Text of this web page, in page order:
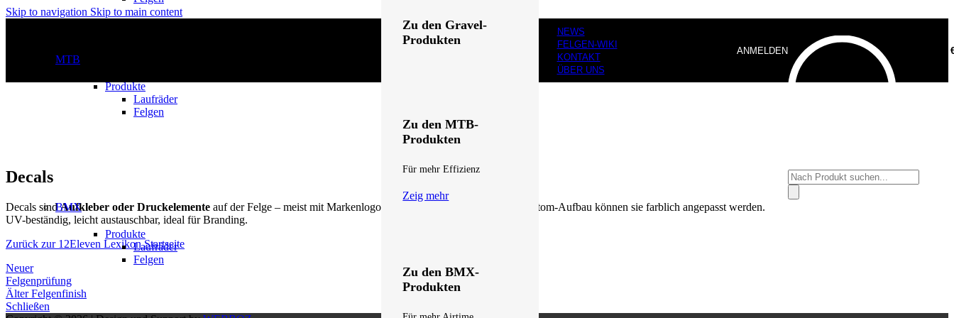
Skip to navigation Skip to main content
Zu den Gravel-
Produkten
MTB
Produkte
Laufräder
Felgen
Zu den MTB-
Produkten
Für mehr Effizienz
Zeig mehr
BMX
Produkte
Laufräder
Felgen
Zu den BMX-
Produkten
NEWS
FELGEN-WIKI
KONTAKT
ÜBER UNS
ANMELDEN
Products
search
Decals
Decals sindAufkleber oder Druckelemente auf der Felge – meist mit Markenlogo oder Modellspezifikation. Bei Custom-Aufbau können sie farblich angepasst werden.
UV-beständig, leicht austauschbar, ideal für Branding.
Zurück zur 12Eleven Lexikon Startseite
Neuer
Felgenprüfung
Älter Felgenfinish
Schließen